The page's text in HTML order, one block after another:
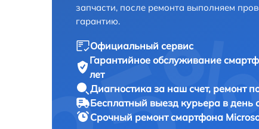
запчасти, после ремонта выполняем
гарантию.
Официальный сервис
Гарантийное обслуживание
лет
Диагностика за наш счет, ремонт
Бесплатный выезд курьера в день
Срочный ремонтсмартфона